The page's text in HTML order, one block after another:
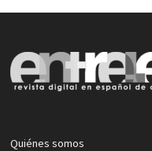
Quiénes somos